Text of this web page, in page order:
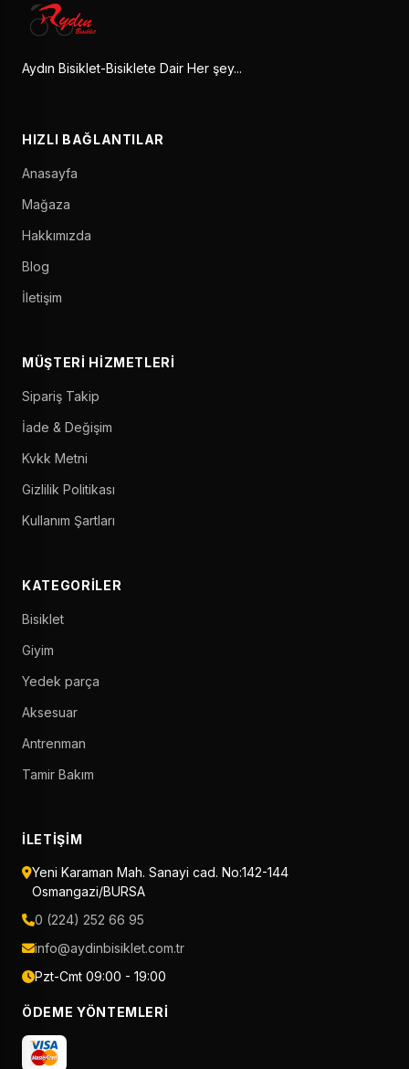
Aydın Bisiklet-Bisiklete Dair Her şey...
HIZLI BAĞLANTILAR
Anasayfa
Mağaza
Hakkımızda
Blog
İletişim
MÜŞTERI HIZMETLERI
Sipariş Takip
İade & Değişim
Kvkk Metni
Gizlilik Politikası
Kullanım Şartları
KATEGORILER
Bisiklet
Giyim
Yedek parça
Aksesuar
Antrenman
Tamir Bakım
İLETIŞIM
Yeni Karaman Mah. Sanayi cad. No:142-144
Osmangazi/BURSA
0 (224) 252 66 95
info@aydinbisiklet.com.tr
Pzt-Cmt 09:00 - 19:00
ÖDEME YÖNTEMLERI